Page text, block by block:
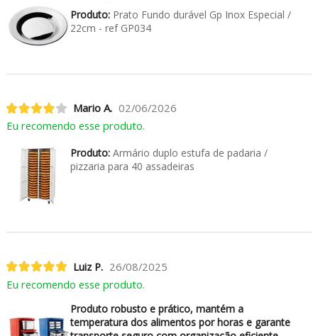
Produto:Prato Fundo durável Gp Inox Especial /
22cm - ref GP034
Mario A. 02/06/2026
Eu recomendo esse produto.
Produto:Armário duplo estufa de padaria /
pizzaria para 40 assadeiras
Luiz P. 26/08/2025
Eu recomendo esse produto.
Produto robusto e prático, mantém a
temperatura dos alimentos por horas e garante